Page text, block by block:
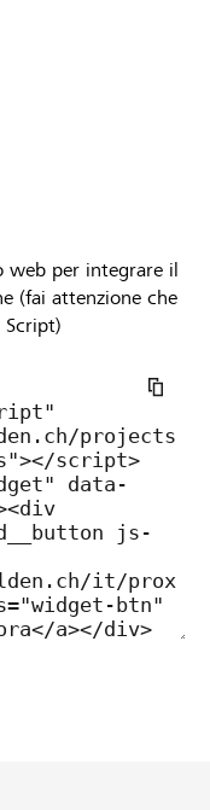
per integrare il
(fai attenzione che
Script)